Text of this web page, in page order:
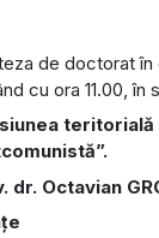
de doctorat
cu ora 11.00, în
dr. Octavian